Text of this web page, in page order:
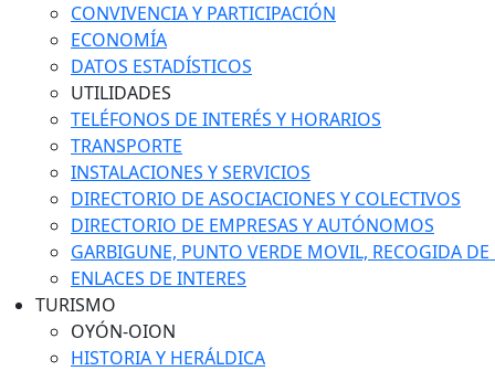
CONVIVENCIA Y PARTICIPACIÓN
ECONOMÍA
DATOS ESTADÍSTICOS
UTILIDADES
TELÉFONOS DE INTERÉS Y HORARIOS
TRANSPORTE
INSTALACIONES Y SERVICIOS
DIRECTORIO DE ASOCIACIONES Y COLECTIVOS
DIRECTORIO DE EMPRESAS Y AUTÓNOMOS
GARBIGUNE, PUNTO VERDE MOVIL, RECOGIDA DE
ENLACES DE INTERES
TURISMO
OYÓN-OION
HISTORIA Y HERÁLDICA